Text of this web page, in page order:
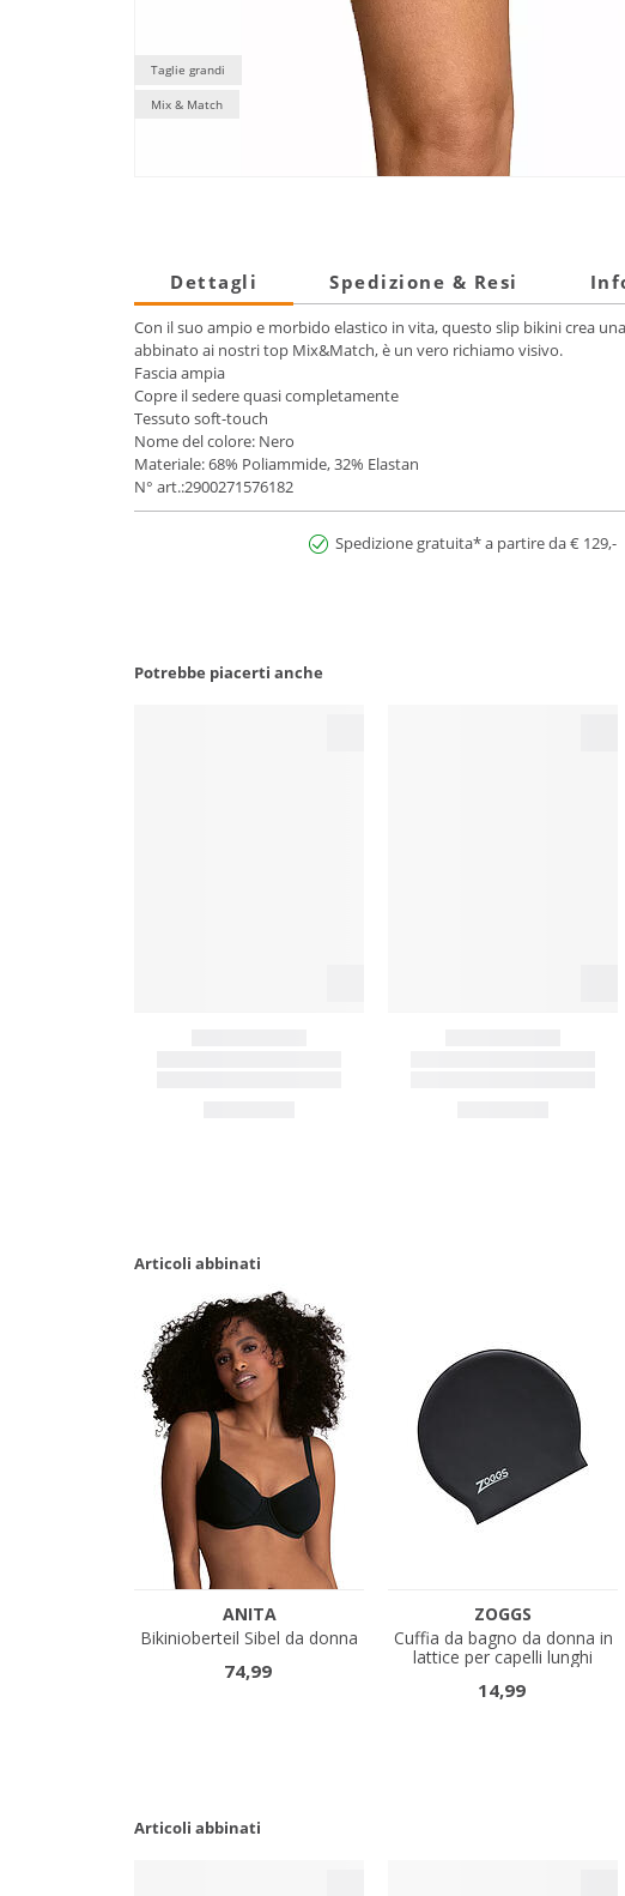
Taglie grandi
Mix & Match
Dettagli Spedizione & Resi
Con il suo ampio e morbido elastico in vita, questo slip bikini crea
abbinato ai nostri top Mix&Match, è un vero richiamo visivo.
Fascia ampia
Copre il sedere quasi completamente
Tessuto soft-touch
Nome del colore: Nero
Materiale: 68% Poliammide, 32% Elastan
N° art.:2900271576182
Spedizione gratuita* a partire da € 129,-
Potrebbe piacerti anche
Articoli abbinati
Articoli abbinati